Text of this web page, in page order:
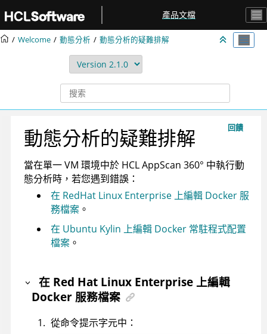
產品文檔
Welcome 動態分析 動態分析的疑難排解
回饋
動態分析的疑難排解
當在單一 VM 環境中於 HCL AppScan 360° 中執行動
態分析時，若您遇到錯誤：
在 RedHat Linux Enterprise 上編輯 Docker 服
務檔案 。
在 Ubuntu Kylin 上編輯 Docker 常駐程式配置
檔案 。
在 Red Hat Linux Enterprise 上編輯
Docker 服務檔案
從命令提示字元中：